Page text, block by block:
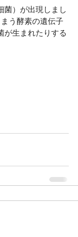
菌）が出現しまし
う酵素の遺伝子
が生まれたりする